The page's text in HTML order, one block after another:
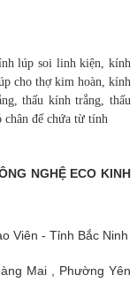
lúp soi linh kiện, kính
cho thợ kim hoàn, kính
thấu kính trắng, thấu
đế chứa từ tính
NGHỆ ECO KINH
Viên - Tỉnh Bắc Ninh
Mai , Phường Yên